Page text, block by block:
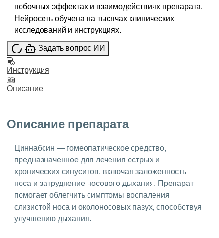
побочных эффектах и взаимодействиях препарата.
Нейросеть обучена на тысячах клинических
исследований и инструкциях.
Задать вопрос ИИ
Инструкция
Описание
Описание препарата
Циннабсин — гомеопатическое средство,
предназначенное для лечения острых и
хронических синуситов, включая заложенность
носа и затруднение носового дыхания. Препарат
помогает облегчить симптомы воспаления
слизистой носа и околоносовых пазух, способствуя
улучшению дыхания.